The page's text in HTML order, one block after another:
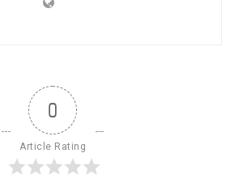
0
Article Rating